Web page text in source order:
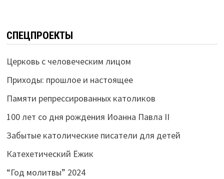
СПЕЦПРОЕКТЫ
Церковь с человеческим лицом
Приходы: прошлое и настоящее
Памяти репрессированных католиков
100 лет со дня рождения Иоанна Павла II
Забытые католические писатели для детей
Катехетический Ёжик
“Год молитвы” 2024